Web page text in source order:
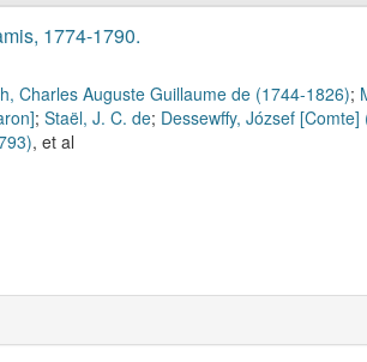
1774-1790.
Charles Auguste Guillaume de (1744-1826);
; Staël, J. C. de; Dessewffy, József
, et al